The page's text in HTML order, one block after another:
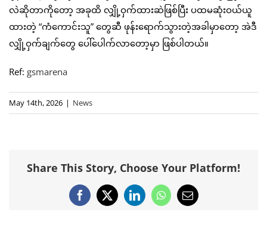
လဲဆိုတာကိုတော့ အခုထိ လျှို့ဝှက်ထားဆဲဖြစ်ပြီး ပထမဆုံးဝယ်ယူ
ထားတဲ့ “ကံကောင်းသူ” တွေဆီ ဖုန်းရောက်သွားတဲ့အခါမှာတော့ အဲဒီ
လျှို့ဝှက်ချက်တွေ ပေါ်ပေါက်လာတော့မှာ ဖြစ်ပါတယ်။
Ref: gsmarena
May 14th, 2026 | News
Share This Story, Choose Your Platform!
Facebook
X LinkedInWhatsApp
Email